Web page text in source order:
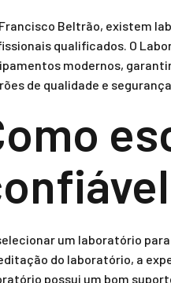
Beltrão, existem
qualificados. O
modernos,
de qualidade e
um laboratório
do laboratório, a
possui um bom